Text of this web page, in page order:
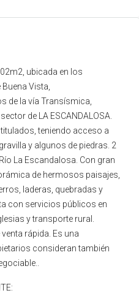
ubicada en los
Vista,
de la vía Transísmica,
de LA ESCANDALOSA.
teniendo acceso a
y algunos de piedras. 2
La Escandalosa. Con gran
de hermosos paisajes,
laderas, quebradas y
con servicios públicos en
y transporte rural.
rápida. Es una
consideran también